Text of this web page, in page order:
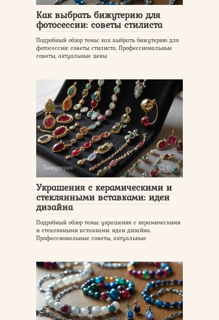
Как выбрать бижутерию для
фотосессии: советы стилиста
Подробный обзор темы: как выбрать бижутерию для
фотосессии: советы стилиста. Профессиональные
советы, актуальные цены
Бижутерия 0
Украшения с керамическими и
стеклянными вставками: идеи
дизайна
Подробный обзор темы: украшения с керамическими
и стеклянными вставками: идеи дизайна.
Профессиональные советы, актуальные